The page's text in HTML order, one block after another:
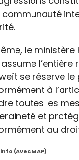
communauté
le
assume
se réserve
à
toutes les
et
au
(avec MAP)